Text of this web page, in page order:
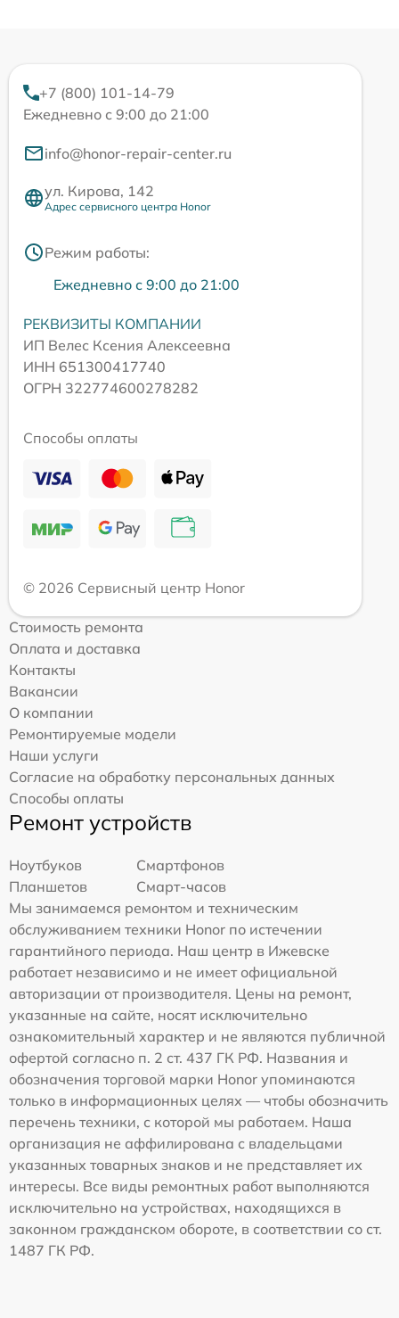
+7 (800) 101-14-79
Ежедневно с 9:00 до 21:00
info@honor-repair-center.ru
ул. Кирова, 142
Адрес сервисного центра Honor
Режим работы:
Ежедневно с 9:00 до 21:00
РЕКВИЗИТЫ КОМПАНИИ
ИП Велес Ксения Алексеевна
ИНН 651300417740
ОГРН 322774600278282
Способы оплаты
© 2026 Сервисный центр Honor
Стоимость ремонта
Оплата и доставка
Контакты
Вакансии
О компании
Ремонтируемые модели
Наши услуги
Согласие на обработку персональных данных
Способы оплаты
Ремонт устройств
Ноутбуков
Смартфонов
Планшетов
Смарт-часов
Мы занимаемся ремонтом и техническим
обслуживанием техники Honor по истечении
гарантийного периода. Наш центр в Ижевске
работает независимо и не имеет официальной
авторизации от производителя. Цены на ремонт,
указанные на сайте, носят исключительно
ознакомительный характер и не являются публичной
офертой согласно п. 2 ст. 437 ГК РФ. Названия и
обозначения торговой марки Honor упоминаются
только в информационных целях — чтобы обозначить
перечень техники, с которой мы работаем. Наша
организация не аффилирована с владельцами
указанных товарных знаков и не представляет их
интересы. Все виды ремонтных работ выполняются
исключительно на устройствах, находящихся в
законном гражданском обороте, в соответствии со ст.
1487 ГК РФ.